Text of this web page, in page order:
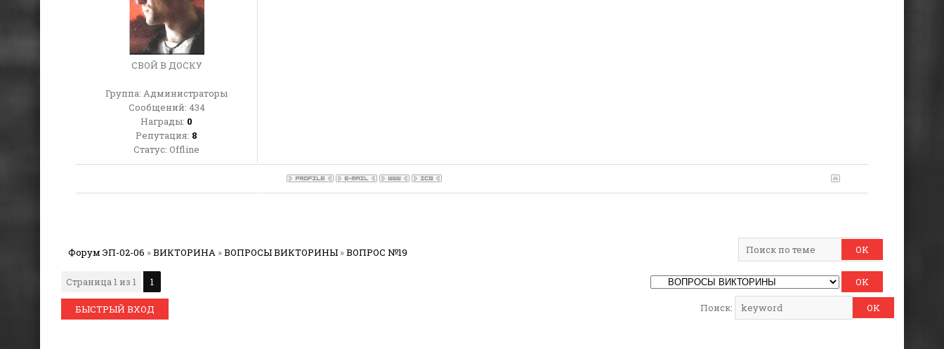
СВОЙ В ДОСКУ
Группа: Администраторы
Сообщений: 434
Награды: 0
Репутация: 8
Статус: Offline
Форум ЭП-02-06 »ВИКТОРИНА »ВОПРОСЫ ВИКТОРИНЫ »ВОПРОС №19
Страница1из 1 1
Поиск: